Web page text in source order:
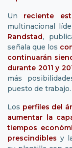
Un reciente
multinacional
Randstad,
señala que los
continuarán
durante 2011 y
más
puesto de trabajo.
Los perfiles del
aumentar la
tiempos
prescindibles y